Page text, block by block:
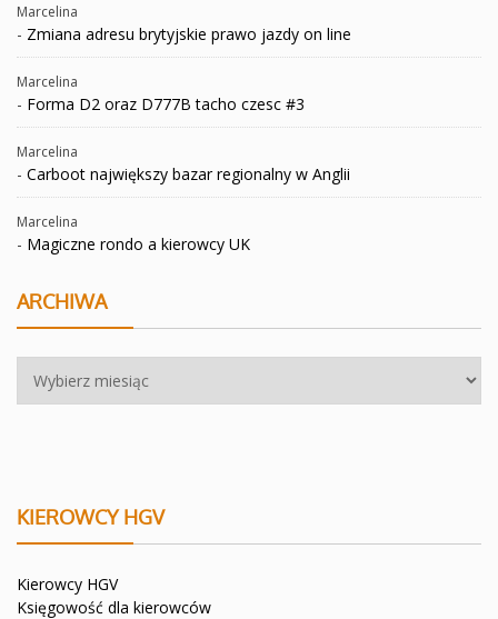
Marcelina
- Zmiana adresu brytyjskie prawo jazdy on line
Marcelina
- Forma D2 oraz D777B tacho czesc #3
Marcelina
- Carboot największy bazar regionalny w Anglii
Marcelina
- Magiczne rondo a kierowcy UK
ARCHIWA
KIEROWCY HGV
Kierowcy HGV
Księgowość dla kierowców